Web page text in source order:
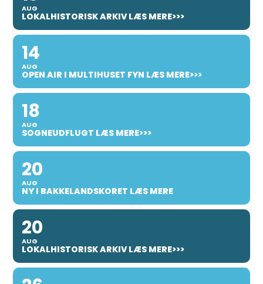
AUG
LOKALHISTORISK ARKIV LÆS MERE>>>
14
AUG
OPEN AIR I MULTIHUSET FYN LÆS MERE>>>
18
AUG
SOGNEUDFLUGT LÆS MERE>>>
20
AUG
NY I BAKKELANDSKORET LÆS MERE
20
AUG
LOKALHISTORISK ARKIV LÆS MERE>>>